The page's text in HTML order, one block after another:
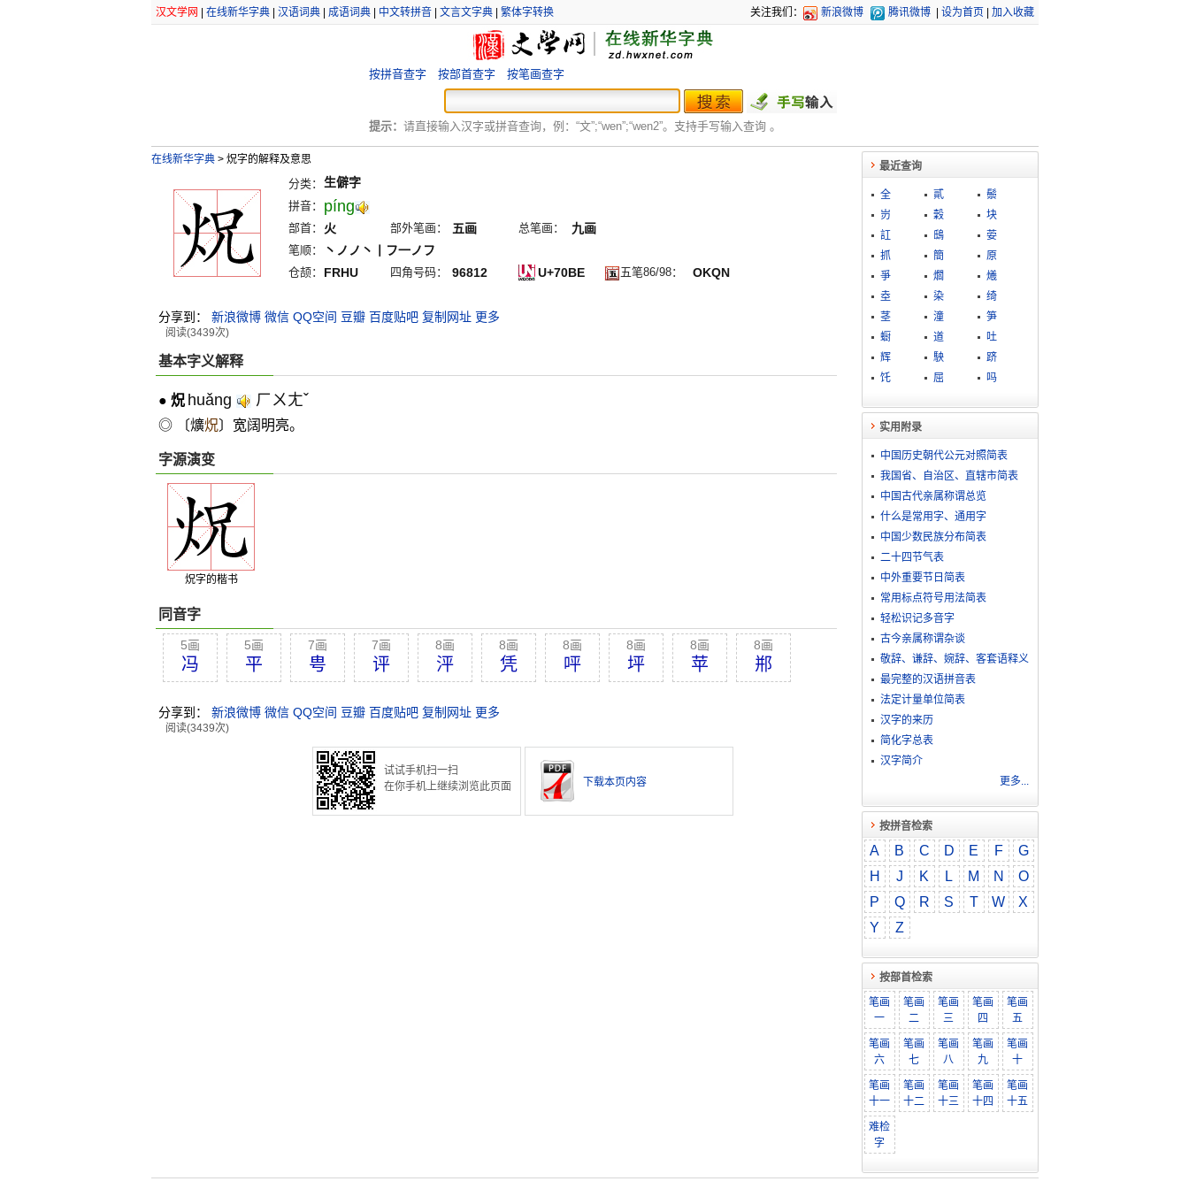
汉文学网 在线新华字典| 汉语词典| 成语词典| 中文转拼音| 文言文字典| 繁体字转换 关注我们： 新浪微博 腾讯微博 设为首页 加入收藏
按拼音查字 按部首查字 按笔画查字
提示： 请直接输入汉字或拼音查询，例：“文”;“wen”;“wen2”。支持手写输入查询 。
在线新华字典 >炾字的解释及意思
分类： 生僻字
拼音： píng
部首： 火 部外笔画： 五画 总笔画： 九画
笔顺： 丶ノノ丶丨フ一ノフ
仓颉： FRHU 四角号码： 96812 U+70BE 五笔86/98： OKQN
分享到： 新浪微博 微信 QQ空间 豆瓣 百度贴吧 复制网址 更多
阅读(3439次)
基本字义解释
● 炾 huǎng ㄏㄨㄤˇ
◎ 〔爌炾〕宽阔明亮。
字源演变
炾字的楷书
同音字
5画
冯
5画
平
7画
甹
7画
评
8画
泙
8画
凭
8画
呯
8画
坪
8画
苹
8画
郱
分享到： 新浪微博 微信 QQ空间 豆瓣 百度贴吧 复制网址 更多
阅读(3439次)
试试手机扫一扫
在你手机上继续浏览此页面
下载本页内容
最近查询
全 貳
鬃
岃
穀
块
訌
鴟
荌
抓
簡
原
爭
爓
爔
坴
染
绮
茎
潼
笋
蟵
道
吐
辉
駚
跻
饦
屈 吗
实用附录
中国历史朝代公元对照简表
我国省、自治区、直辖市简表
中国古代亲属称谓总览
什么是常用字、通用字
中国少数民族分布简表
二十四节气表
中外重要节日简表
常用标点符号用法简表
轻松识记多音字
古今亲属称谓杂谈
敬​辞​、​谦​辞​、​婉​辞​、​客​套​语​释​义
最完整的汉语拼音表
法定计量单位简表
汉字的来历
简化字总表
汉字简介
更多...
按拼音检索
A B C D E F
G
H
J K L M N
O
P
Q R S T W
X
Y
Z
按部首检索
笔画
一
笔画
二
笔画
三
笔画
四
笔画
五
笔画
六
笔画
七
笔画
八
笔画
九
笔画
十
笔画
十一
笔画
十二
笔画
十三
笔画
十四
笔画
十五
难检
字